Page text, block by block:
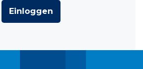
Einloggen